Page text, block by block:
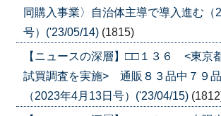
同購入事業〉自治体主導で導入進む（
号）('23/05/14) (1815)
【ニュースの深層】□□１３６ <東京
試買調査を実施> 通販８３品中７９
（2023年4月13日号）('23/04/15)